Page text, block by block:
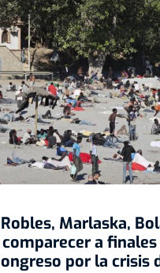
Marlaska,
a finales
por la crisis